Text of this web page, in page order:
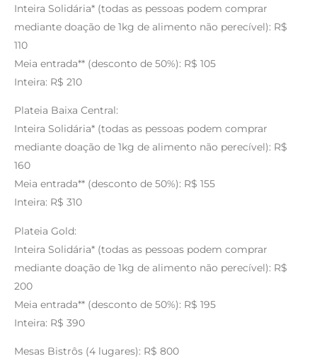
Inteira Solidária* (todas as pessoas podem comprar
mediante doação de 1kg de alimento não perecível): R$
110
Meia entrada** (desconto de 50%): R$ 105
Inteira: R$ 210
Plateia Baixa Central:
Inteira Solidária* (todas as pessoas podem comprar
mediante doação de 1kg de alimento não perecível): R$
160
Meia entrada** (desconto de 50%): R$ 155
Inteira: R$ 310
Plateia Gold:
Inteira Solidária* (todas as pessoas podem comprar
mediante doação de 1kg de alimento não perecível): R$
200
Meia entrada** (desconto de 50%): R$ 195
Inteira: R$ 390
Mesas Bistrôs (4 lugares): R$ 800